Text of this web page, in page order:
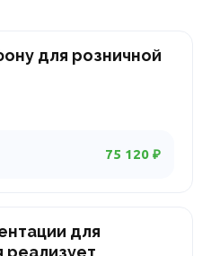
75 120 ₽
для розничной
для
реализует